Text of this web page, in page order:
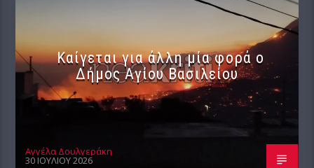
Καίγεται για άλλη μία φορά ο
Δήμος Αγίου Βασιλείου
Αγγέλα Δουλγεράκη
30 ΙΟΥΛΊΟΥ 2026